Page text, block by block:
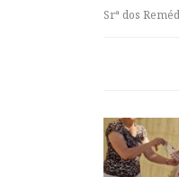
Srª dos